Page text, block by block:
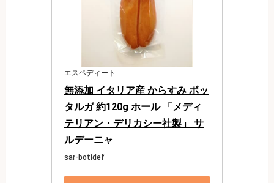
エスペディート
無添加 イタリア産 からすみ ボッ
タルガ 約120g ホール 「メディ
テリアン・デリカシー社製」 サ
ルデーニャ
sar-botidef